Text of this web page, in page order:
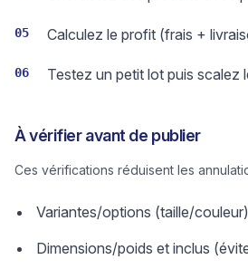
05 Calculez le profit (frais +
06 Testez un petit lot puis scalez
À vérifier avant de publier
Ces vérifications réduisent les
Variantes/options (taille/
Dimensions/poids et inclus